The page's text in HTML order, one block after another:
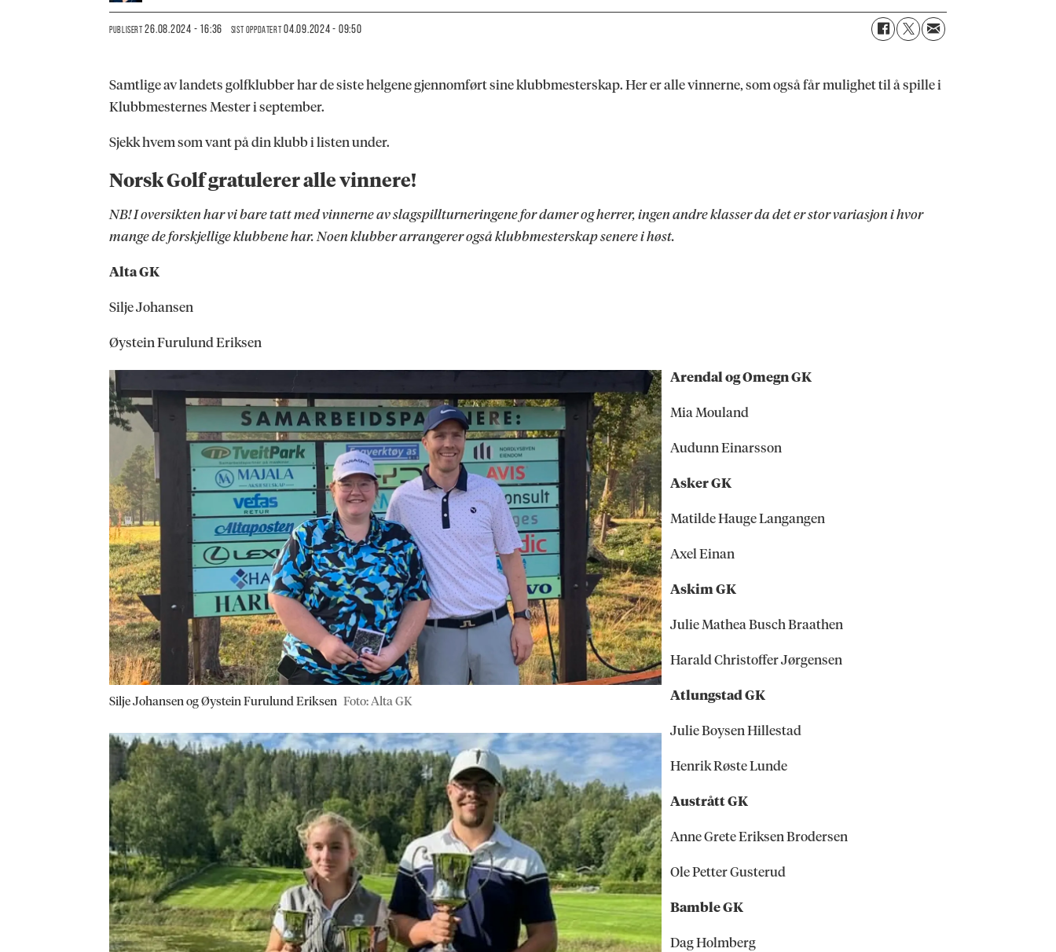
PUBLISERT 26.08.2024 - 16:36 SIST OPPDATERT 04.09.2024 - 09:50
Samtlige av landets golfklubber har de siste helgene gjennomført sine klubbmesterskap. Her er alle vinnerne, som også får mulighet til å spille i
Klubbmesternes Mester i september.
Sjekk hvem som vant på din klubb i listen under.
Norsk Golf gratulerer alle vinnere!
NB! I oversikten har vi bare tatt med vinnerne av slagspillturneringene for damer og herrer, ingen andre klasser da det er stor variasjon i hvor
mange de forskjellige klubbene har. Noen klubber arrangerer også klubbmesterskap senere i høst.
Alta GK
Silje Johansen
Øystein Furulund Eriksen
Silje Johansen og Øystein Furulund Eriksen Foto: Alta GK
Arendal og Omegn GK
Mia Mouland
Audunn Einarsson
Asker GK
Matilde Hauge Langangen
Axel Einan
Askim GK
Julie Mathea Busch Braathen
Harald Christoffer Jørgensen
Atlungstad GK
Julie Boysen Hillestad
Henrik Røste Lunde
Austrått GK
Anne Grete Eriksen Brodersen
Ole Petter Gusterud
Bamble GK
Dag Holmberg